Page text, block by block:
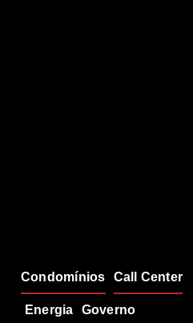
Condomínios Call Center
Energia Governo